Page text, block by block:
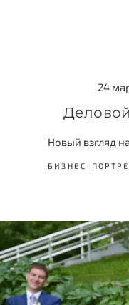
24
Новый взгляд
БИЗНЕС-